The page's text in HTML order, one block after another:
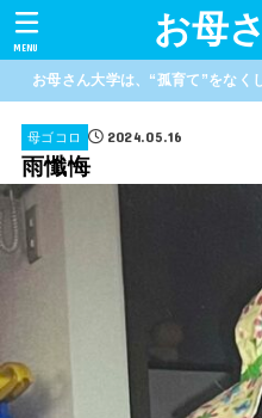
お母
MENU
お母さん大学は、“孤育て”をなく
母ゴコロ 2024.05.16
雨懺悔